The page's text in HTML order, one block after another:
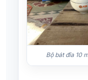
Bộ bát đĩa 10